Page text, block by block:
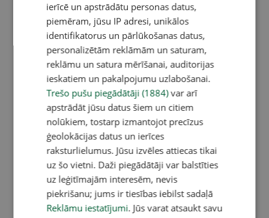
ierīcē un apstrādātu personas datus,
piemēram, jūsu IP adresi, unikālos
identifikatorus un pārlūkošanas datus,
personalizētām reklāmām un saturam,
reklāmu un satura mērīšanai, auditorijas
ieskatiem un pakalpojumu uzlabošanai.
Trešo pušu piegādātāji (1884)var arī
apstrādāt jūsu datus šiem un citiem
nolūkiem, tostarp izmantojot precīzus
ģeolokācijas datus un ierīces
raksturlielumus. Jūsu izvēles attiecas tikai
uz šo vietni. Daži piegādātāji var balstīties
uz leģitīmajām interesēm, nevis
piekrišanu; jums ir tiesības iebilst sadaļā
Reklāmu iestatījumi. Jūs varat atsaukt savu